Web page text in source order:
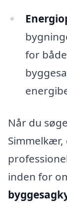
for
Når du
inden for